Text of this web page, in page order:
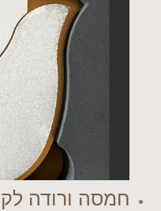
חמסה ורודה